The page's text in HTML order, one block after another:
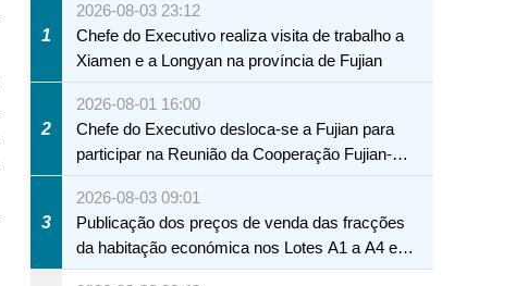
1
2026-08-03 23:12
Chefe do Executivo realiza visita de trabalho a
Xiamen e a Longyan na província de Fujian
2
2026-08-01 16:00
Chefe do Executivo desloca-se a Fujian para
participar na Reunião da Cooperação Fujian-
Macau
3
2026-08-03 09:01
Publicação dos preços de venda das fracções
da habitação económica nos Lotes A1 a A4 e
A12 da Zona A dos Novos Aterros